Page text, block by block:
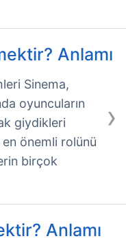
Anlamı
›
Sinema,
oyuncuların
giydikleri
önemli rolünü
birçok
Anlamı